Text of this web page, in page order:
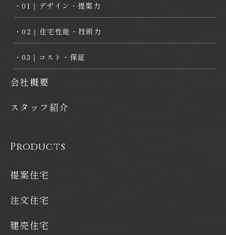
・01｜デザイン・提案力
・02｜住宅性能・技術力
・03｜コスト・保証
会社概要
スタッフ紹介
Products
提案住宅
注文住宅
建売住宅